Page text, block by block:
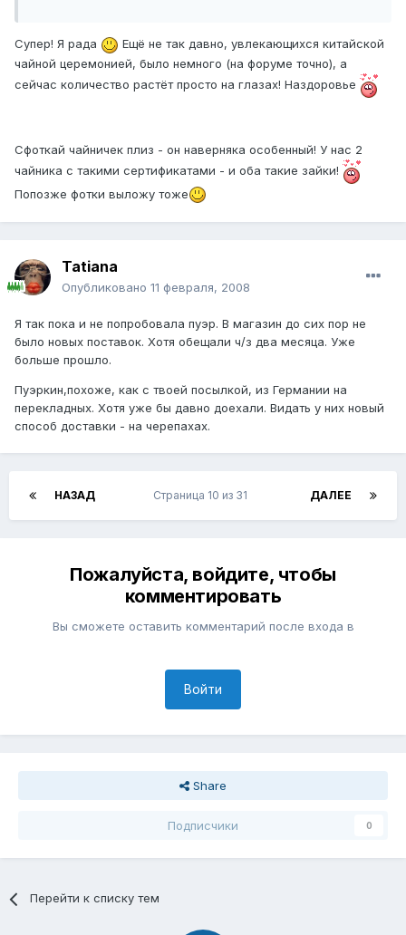
Супер! Я рада
Ещё не так давно, увлекающихся китайской
чайной церемонией, было немного (на форуме точно), а
сейчас количество растёт просто на глазах! Наздоровье
Сфоткай чайничек плиз - он наверняка особенный! У нас 2
чайника с такими сертификатами - и оба такие зайки!
Попозже фотки выложу тоже
Tatiana
Опубликовано 11 февраля, 2008
Я так пока и не попробовала пуэр. В магазин до сих пор не
было новых поставок. Хотя обещали ч/з два месяца. Уже
больше прошло.
Пуэркин,похоже, как с твоей посылкой, из Германии на
перекладных. Хотя уже бы давно доехали. Видать у них новый
способ доставки - на черепахах.
НАЗАД ДАЛЕЕ
Страница 10 из 31
Пожалуйста, войдите, чтобы
комментировать
Вы сможете оставить комментарий после входа в
Войти
Share
Подписчики 0
Перейти к списку тем